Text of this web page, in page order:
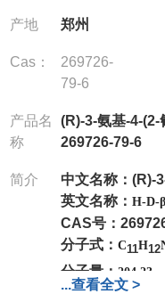
产地 郑州
Cas：
269726-
79-6
产品名
称
(R)-3-氨基-4-(2-
269726-79-6
简介 中文名称： (R)-
英文名称： H-D-
CAS号：
分子式： C11H12
分子量： 204.23
公司拥有一批长
...查看全文 >